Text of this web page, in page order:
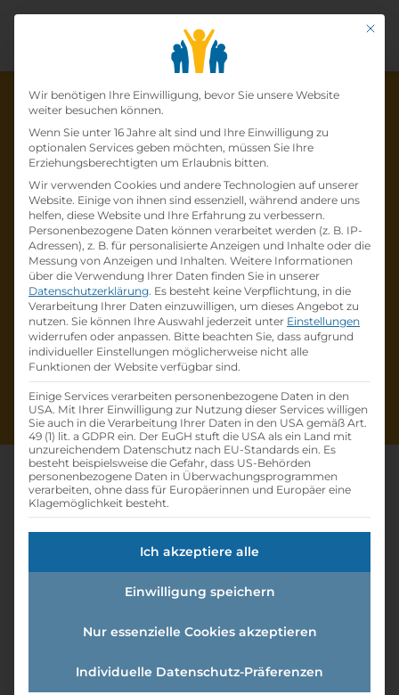
Die Lehrstelle wurde schon
besetzt!
Die LehrstelleLehre zum Augenoptiker
(w/m/d)beiFielmann GmbHist schonbesetzt
Firmenprofil besuchen
Andere Lehrstelle suchen
Lehre Zum Augenoptiker
(w/m/d)
Offene Lehrstellen»Lehre zum
Details zur Lehrstelle
Mit
Datenschutz-
Wir benötigen Ihre Einwilligung, bevor Sie unsere Website
weiter besuchen können.
Wenn Sie unter 16 Jahre alt sind und Ihre Einwilligung zu
optionalen Services geben möchten, müssen Sie Ihre
Erziehungsberechtigten um Erlaubnis bitten.
Wir verwenden Cookies und andere Technologien auf unserer
Website. Einige von ihnen sind essenziell, während andere uns
helfen, diese Website und Ihre Erfahrung zu verbessern.
Personenbezogene Daten können verarbeitet werden (z. B. IP-
Adressen), z. B. für personalisierte Anzeigen und Inhalte oder die
Messung von Anzeigen und Inhalten. Weitere Informationen
über die Verwendung Ihrer Daten finden Sie in unserer
Datenschutzerklärung. Es besteht keine Verpflichtung, in die
Verarbeitung Ihrer Daten einzuwilligen, um dieses Angebot zu
nutzen. Sie können Ihre Auswahl jederzeit unter Einstellungen
widerrufen oder anpassen. Bitte beachten Sie, dass aufgrund
individueller Einstellungen möglicherweise nicht alle
Funktionen der Website verfügbar sind.
Einige Services verarbeiten personenbezogene Daten in den
USA. Mit Ihrer Einwilligung zur Nutzung dieser Services willigen
Sie auch in die Verarbeitung Ihrer Daten in den USA gemäß Art.
49 (1) lit. a GDPR ein. Der EuGH stuft die USA als ein Land mit
unzureichendem Datenschutz nach EU-Standards ein. Es
besteht beispielsweise die Gefahr, dass US-Behörden
personenbezogene Daten in Überwachungsprogrammen
verarbeiten, ohne dass für Europäerinnen und Europäer eine
Klagemöglichkeit besteht.
Ich akzeptiere alle
Einwilligung speichern
Nur essenzielle Cookies akzeptieren
Individuelle Datenschutz-Präferenzen